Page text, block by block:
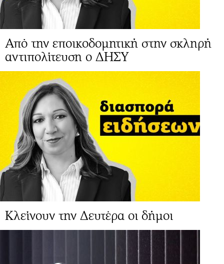
Από την εποικοδομητική στην σκληρή
αντιπολίτευση ο ΔΗΣΥ
Κλείνουν την Δευτέρα οι δήμοι